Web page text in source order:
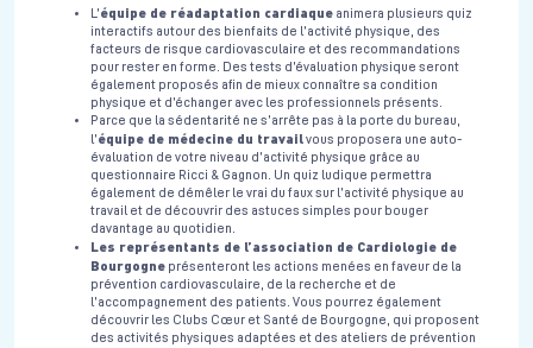
L’équipe de réadaptation cardiaque animera plusieurs quiz
interactifs autour des bienfaits de l’activité physique, des
facteurs de risque cardiovasculaire et des recommandations
pour rester en forme. Des tests d’évaluation physique seront
également proposés afin de mieux connaître sa condition
physique et d’échanger avec les professionnels présents.
Parce que la sédentarité ne s’arrête pas à la porte du bureau,
l’équipe de médecine du travailvous proposera une auto-
évaluation de votre niveau d’activité physique grâce au
questionnaire Ricci & Gagnon. Un quiz ludique permettra
également de démêler le vrai du faux sur l’activité physique au
travail et de découvrir des astuces simples pour bouger
davantage au quotidien.
Les représentants de l’association de Cardiologie de
Bourgogne présenteront les actions menées en faveur de la
prévention cardiovasculaire, de la recherche et de
l’accompagnement des patients. Vous pourrez également
découvrir les Clubs Cœur et Santé de Bourgogne, qui proposent
des activités physiques adaptées et des ateliers de prévention